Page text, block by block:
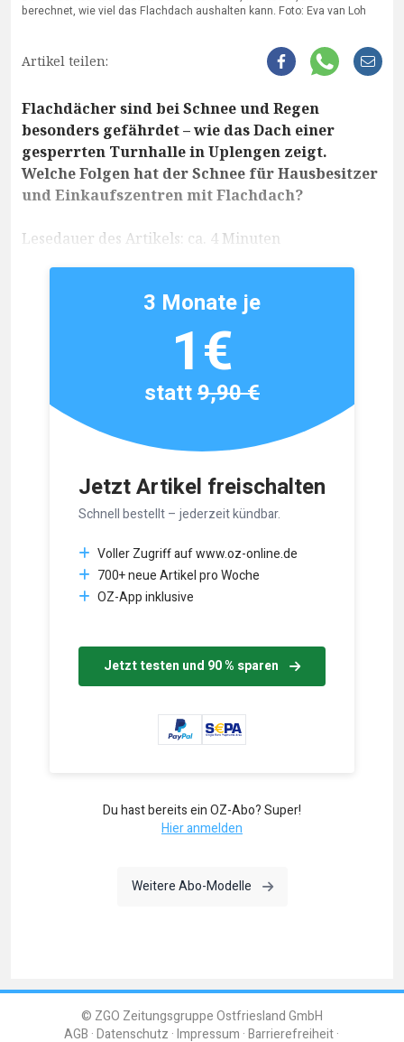
berechnet, wie viel das Flachdach aushalten kann. Foto: Eva van Loh
Artikel teilen:
Flachdächer sind bei Schnee und Regen
besonders gefährdet – wie das Dach einer
gesperrten Turnhalle in Uplengen zeigt.
Welche Folgen hat der Schnee für Hausbesitzer
und Einkaufszentren mit Flachdach?
Lesedauer des Artikels: ca. 4 Minuten
Jetzt Artikel freischalten
Schnell bestellt – jederzeit kündbar.
Voller Zugriff auf www.oz-online.de
700+ neue Artikel pro Woche
OZ-App inklusive
Jetzt testen und 90 % sparen
3 Monate je
1€
statt9,90 €
Du hast bereits ein OZ-Abo? Super!
Hier anmelden
Weitere Abo-Modelle
© ZGO Zeitungsgruppe Ostfriesland GmbH
AGB Datenschutz Impressum Barrierefreiheit